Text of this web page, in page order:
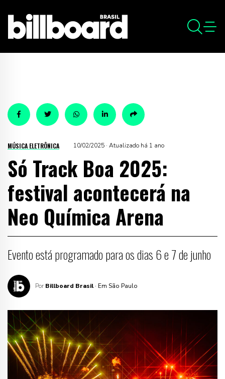
MÚSICA ELETRÔNICA 10/02/2025 · Atualizado há 1 ano
Só Track Boa 2025:
festival acontecerá na
Neo Química Arena
Evento está programado para os dias 6 e 7 de junho
Por Billboard Brasil · Em São Paulo